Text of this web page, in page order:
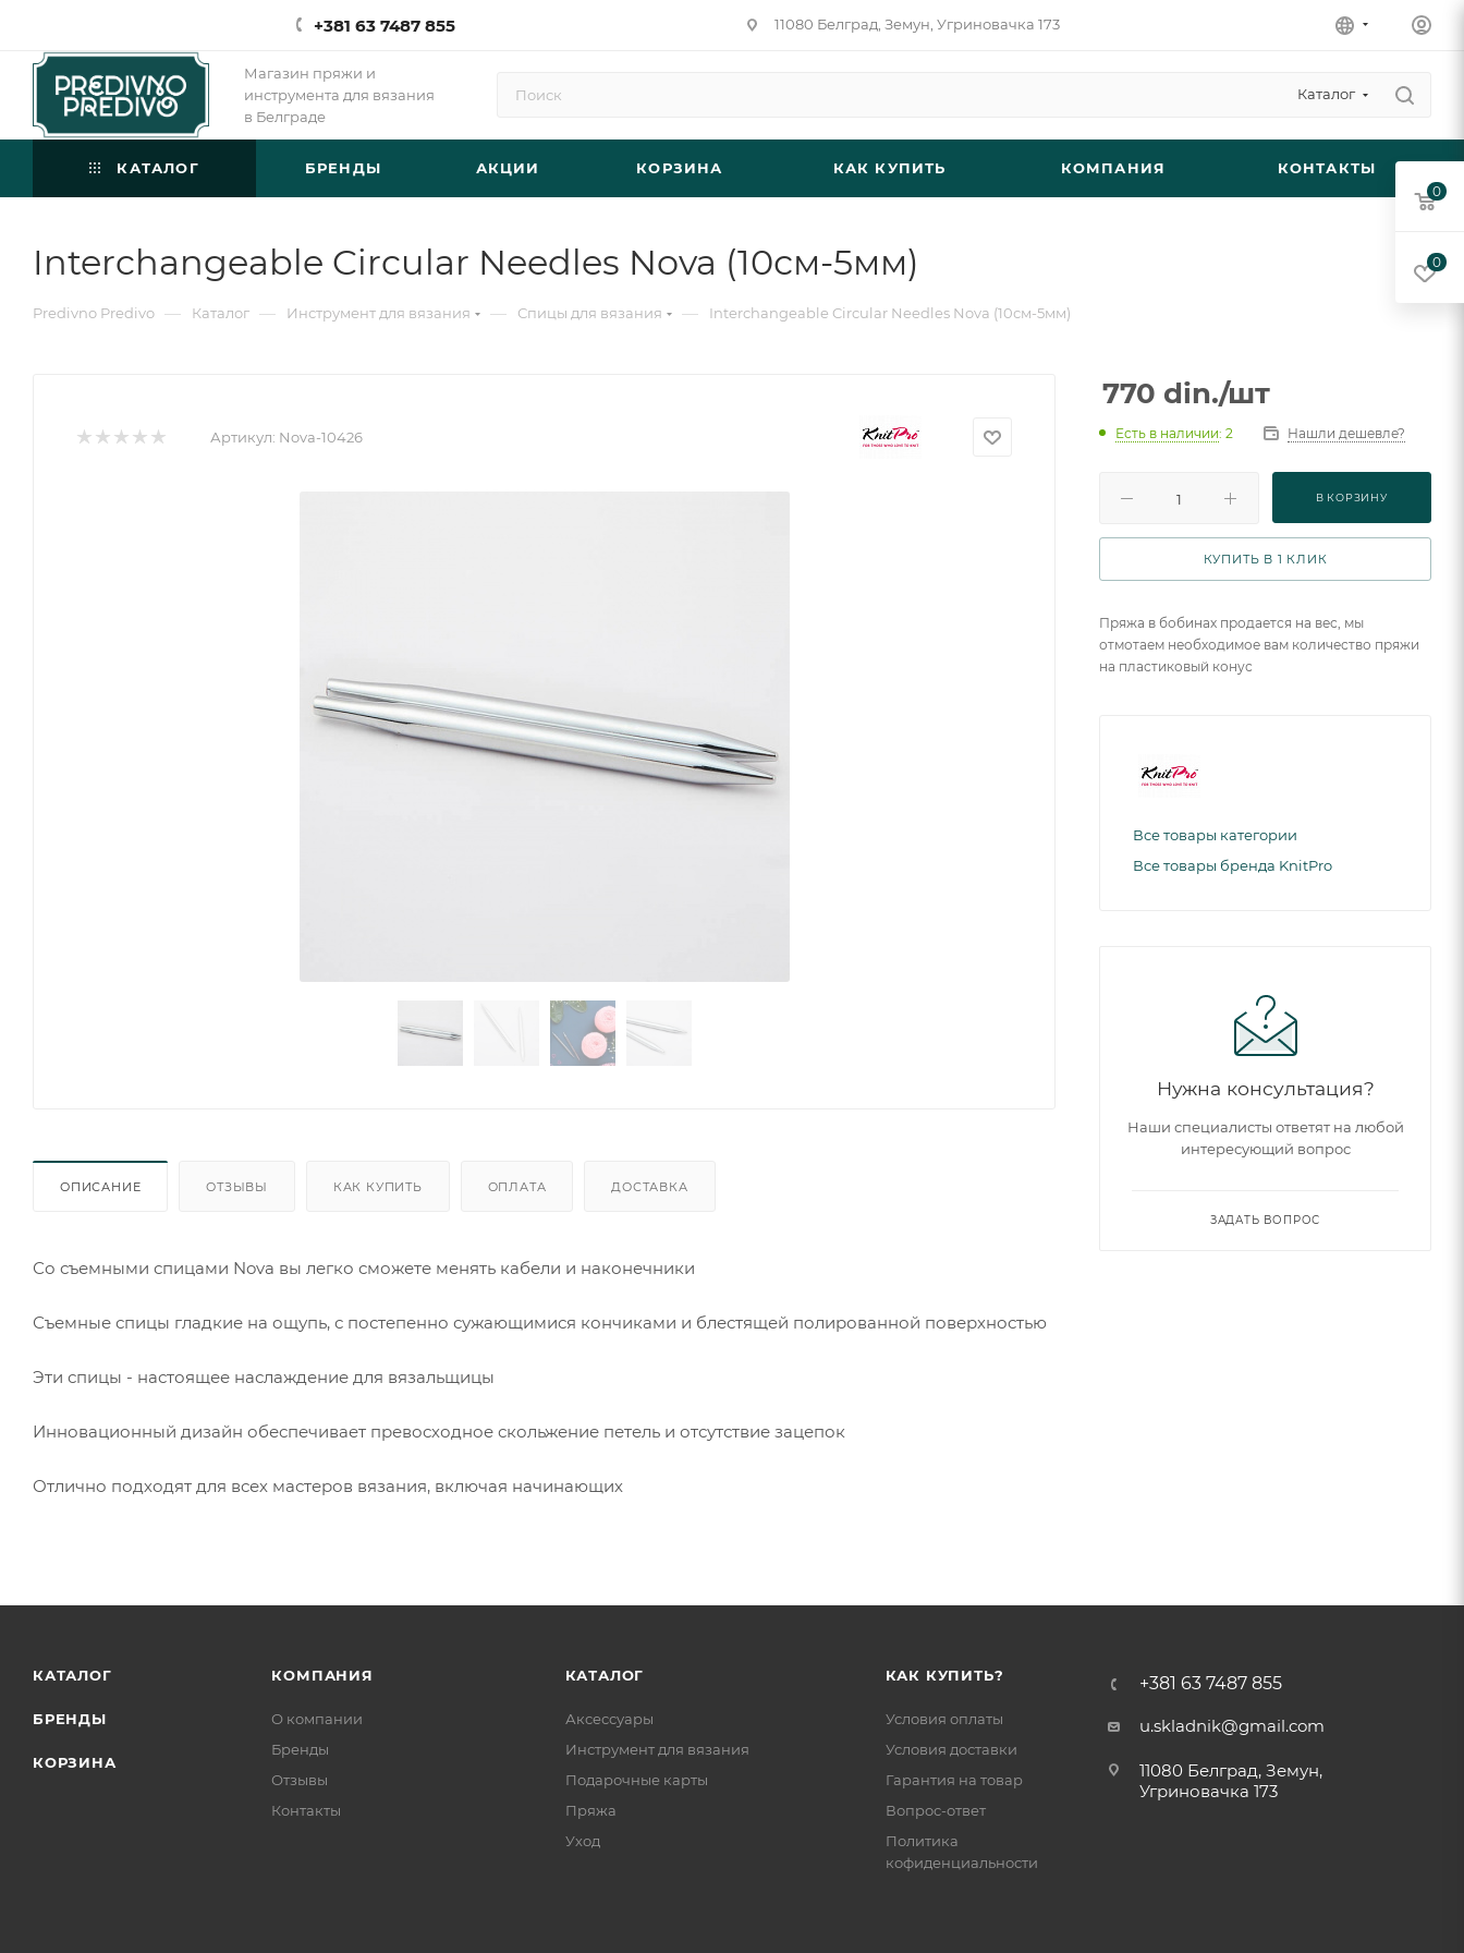
+381 63 7487 855 11080 Белград, Земун, Угриновачка 173
Магазин пряжи и
инструмента для вязания
в Белграде
Каталог
КАТАЛОГ БРЕНДЫ АКЦИИ КОРЗИНА КАК КУПИТЬ КОМПАНИЯ КОНТАКТЫ
Interchangeable Circular Needles Nova (10см-5мм)
Predivno Predivo — Каталог — Инструмент для вязания — Спицы для вязания — Interchangeable Circular Needles Nova (10см-5мм)
Артикул: Nova-10426
ОПИСАНИЕ ОТЗЫВЫ КАК КУПИТЬ ОПЛАТА ДОСТАВКА
Со съемными спицами Nova вы легко сможете менять кабели и наконечники
Съемные спицы гладкие на ощупь, с постепенно сужающимися кончиками и блестящей полированной поверхностью
Эти спицы - настоящее наслаждение для вязальщицы
Инновационный дизайн обеспечивает превосходное скольжение петель и отсутствие зацепок
Отлично подходят для всех мастеров вязания, включая начинающих
770 din./шт
Есть в наличии: 2 Нашли дешевле?
В КОРЗИНУ
КУПИТЬ В 1 КЛИК
Пряжа в бобинах продается на вес, мы
отмотаем необходимое вам количество пряжи
на пластиковый конус
Все товары категории
Все товары бренда KnitPro
Нужна консультация?
Наши специалисты ответят на любой
интересующий вопрос
ЗАДАТЬ ВОПРОС
КАТАЛОГ
БРЕНДЫ
КОРЗИНА
КОМПАНИЯ
О компании
Бренды
Отзывы
Контакты
КАТАЛОГ
Аксессуары
Инструмент для вязания
Подарочные карты
Пряжа
Уход
КАК КУПИТЬ?
Условия оплаты
Условия доставки
Гарантия на товар
Вопрос-ответ
Политика
кофиденциальности
+381 63 7487 855
u.skladnik@gmail.com
11080 Белград, Земун,
Угриновачка 173
0
0